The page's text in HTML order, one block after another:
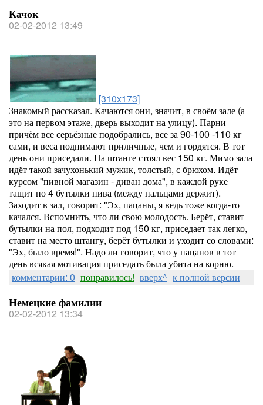
Качок
02-02-2012 13:49
[310x173]
Знакомый рассказал. Качаются они, значит, в своём зале (а
это на первом этаже, дверь выходит на улицу). Парни
причём все серьёзные подобрались, все за 90-100 -110 кг
сами, и веса поднимают приличные, чем и гордятся. В тот
день они приседали. На штанге стоял вес 150 кг. Мимо зала
идёт такой зачухонький мужик, толстый, с брюхом. Идёт
курсом "пивной магазин - диван дома", в каждой руке
тащит по 4 бутылки пива (между пальцами держит).
Заходит в зал, говорит: "Эх, пацаны, я ведь тоже когда-то
качался. Вспомнить, что ли свою молодость. Берёт, ставит
бутылки на пол, подходит под 150 кг, приседает так легко,
ставит на место штангу, берёт бутылки и уходит со словами:
"Эх, было время!". Надо ли говорит, что у пацанов в тот
день всякая мотивация приседать была убита на корню.
комментарии: 0 понравилось! вверх^ к полной версии
Немецкие фамилии
02-02-2012 13:34